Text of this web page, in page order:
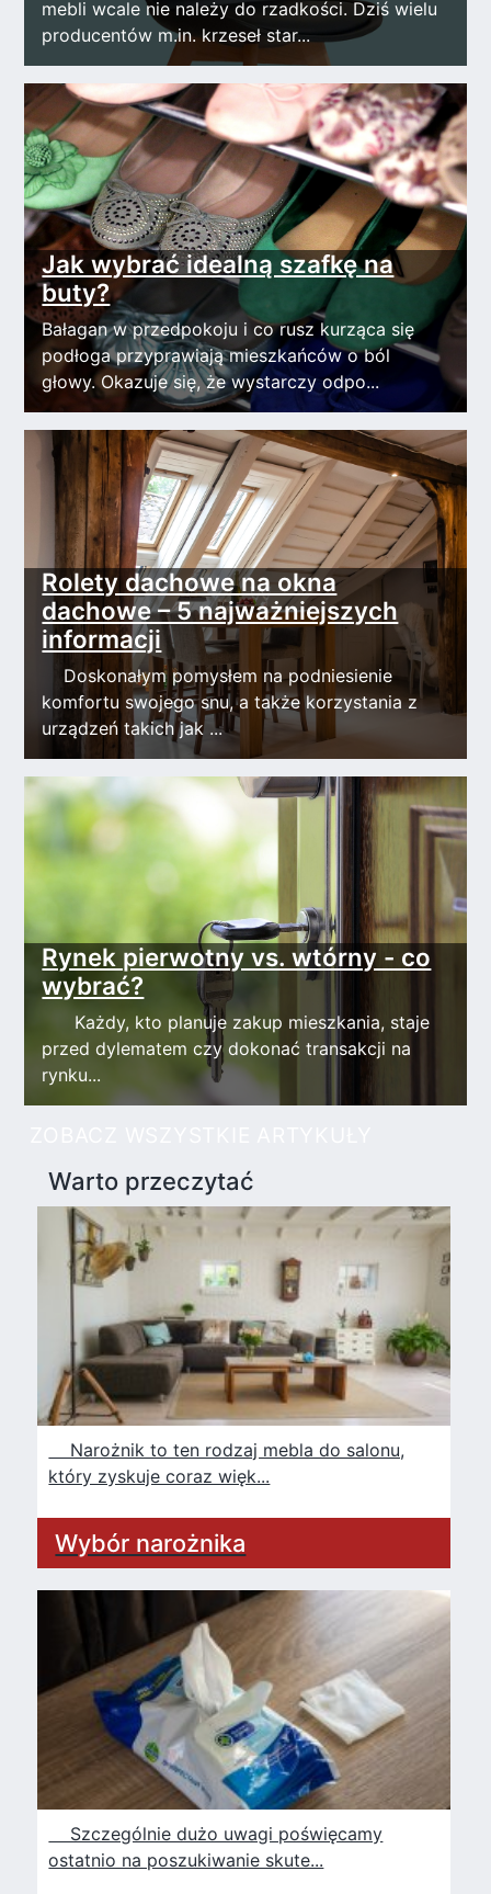
mebli wcale nie należy do rzadkości. Dziś wielu
producentów m.in. krzeseł star...
Jak wybrać idealną szafkę na
buty?
Bałagan w przedpokoju i co rusz kurząca się
podłoga przyprawiają mieszkańców o ból
głowy. Okazuje się, że wystarczy odpo...
Rolety dachowe na okna
dachowe – 5 najważniejszych
informacji
Doskonałym pomysłem na podniesienie
komfortu swojego snu, a także korzystania z
urządzeń takich jak ...
Rynek pierwotny vs. wtórny - co
wybrać?
Każdy, kto planuje zakup mieszkania, staje
przed dylematem czy dokonać transakcji na
rynku...
Warto przeczytać
Narożnik to ten rodzaj mebla do salonu,
który zyskuje coraz więk...
Wybór narożnika
Szczególnie dużo uwagi poświęcamy
ostatnio na poszukiwanie skute...